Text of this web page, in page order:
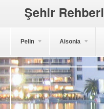
Şehir Rehberi
Pelin Aisonia